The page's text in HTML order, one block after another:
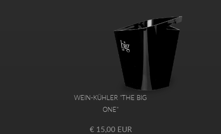
WEIN-KÜHLER "THE BIG
ONE"
€ 15,00 EUR